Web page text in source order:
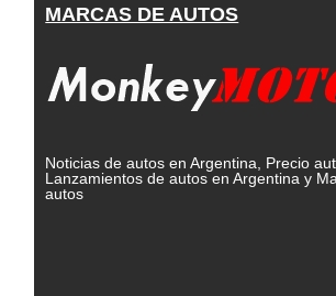
MARCAS DE AUTOS
Noticias de autos en Argentina, Precio
Lanzamientos de autos en Argentina y
autos